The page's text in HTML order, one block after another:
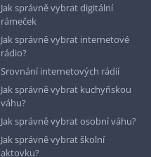
Jak správně vybrat digitální
rámeček
Jak správně vybrat internetové
rádio?
Srovnání internetových rádií
Jak správně vybrat kuchyňskou
váhu?
Jak správně vybrat osobní váhu?
Jak správně vybrat školní
aktovku?